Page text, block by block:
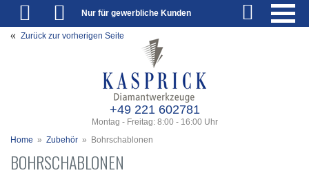
Nur für gewerbliche Kunden
+49 221 602781
Montag - Freitag: 8:00 - 16:00 Uhr
Home » Zubehör » Bohrschablonen
Zurück zur vorherigen Seite
BOHRSCHABLONEN